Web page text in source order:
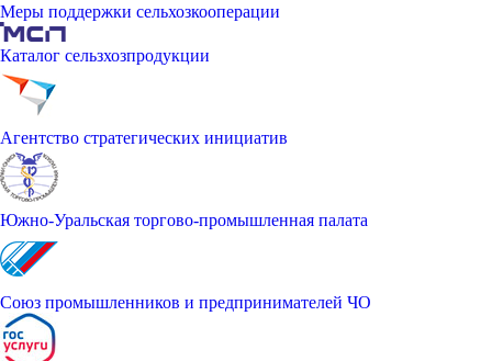
Меры поддержки сельхозкооперации
Каталог сельзхозпродукции
Агентство стратегических инициатив
Южно-Уральская торгово-промышленная палата
Союз промышленников и предпринимателей ЧО